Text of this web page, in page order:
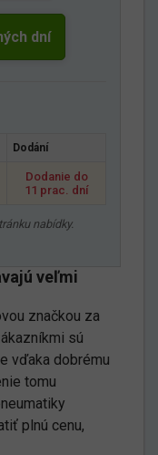
dní
Dodání
Dodanie do
11 prac. dní
nabídky.
veľmi
značkou za
sú
vďaka dobrému
tomu
plnú cenu,